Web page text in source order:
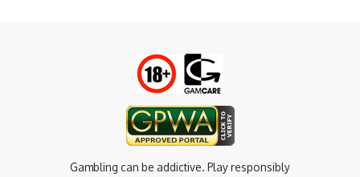
Gambling can be addictive. Play responsibly